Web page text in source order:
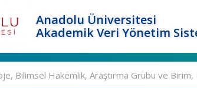
Anadolu Üniversitesi
Akademik Veri Yönetim